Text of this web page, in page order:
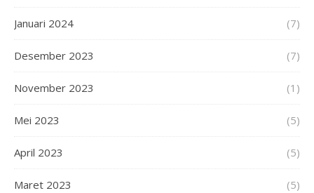
Januari 2024 (7)
Desember 2023 (7)
November 2023 (1)
Mei 2023 (5)
April 2023 (5)
Maret 2023 (5)